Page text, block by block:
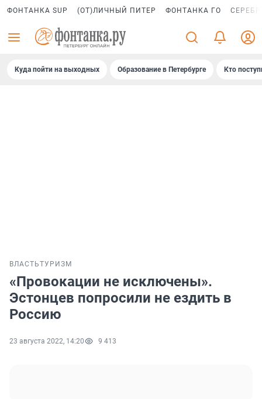
ФОНТАНКА SUP (ОТ)ЛИЧНЫЙ ПИТЕР ФОНТАНКА ГО
Куда пойти на выходных Образование в Петербурге Кто
ВЛАСТЬТУРИЗМ
«Провокации не исключены».
Эстонцев попросили не ездить в
Россию
23 августа 2022, 14:20 9 413